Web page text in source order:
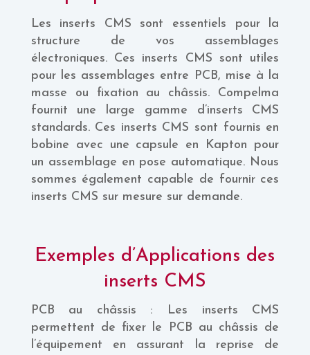
Les inserts CMS sont essentiels pour la
structure de vos assemblages
électroniques. Ces inserts CMS sont utiles
pour les assemblages entre PCB, mise à la
masse ou fixation au châssis. Compelma
fournit une large gamme d’inserts CMS
standards. Ces inserts CMS sont fournis en
bobine avec une capsule en Kapton pour
un assemblage en pose automatique. Nous
sommes également capable de fournir ces
inserts CMS sur mesure sur demande.
Exemples d’Applications des
inserts CMS
PCB au châssis : Les inserts CMS
permettent de fixer le PCB au châssis de
l’équipement en assurant la reprise de